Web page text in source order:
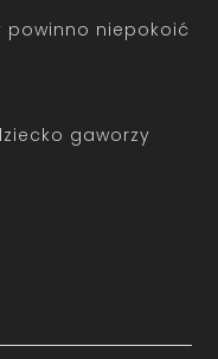
powinno niepokoić
gaworzy